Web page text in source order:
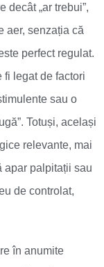
decât „ar trebui”,
aer, senzația că
perfect regulat.
fi legat de factori
sau o
Totuși, același
relevante, mai
apar palpitații sau
de controlat,
în anumite